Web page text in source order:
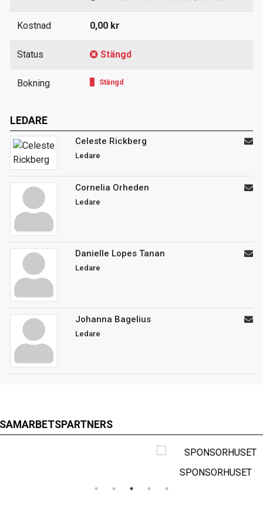
LEDARE
Celeste Rickberg
Ledare
Cornelia Orheden
Ledare
Danielle Lopes Tanan
Ledare
Johanna Bagelius
Ledare
Kostnad 0,00 kr
Status Stängd
Bokning Stängd
SAMARBETSPARTNERS